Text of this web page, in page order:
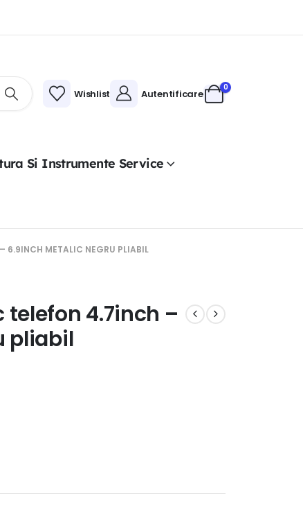
Wishlist Autentificare
0
Si Instrumente Service
6.9INCH METALIC NEGRU PLIABIL
4.7inch –
pliabil